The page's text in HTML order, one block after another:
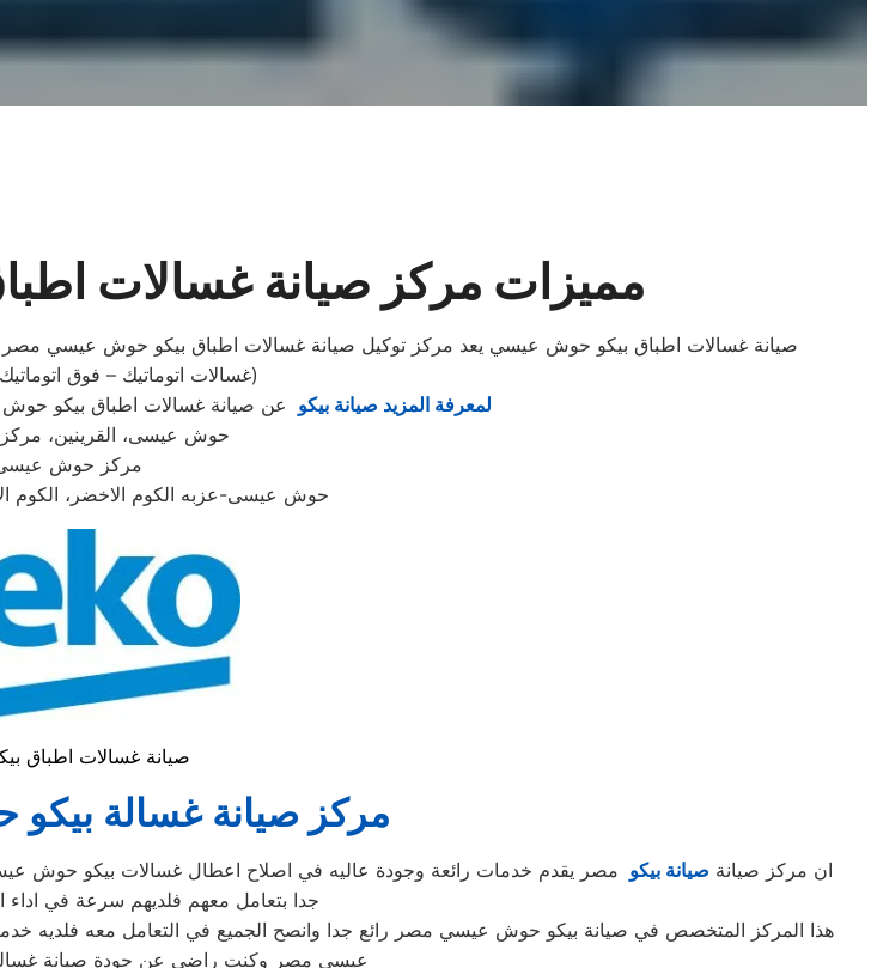
مميزات مركز صيانة غسالات
صيانة غسالات اطباق بيكو حوش عيسي يعد مركز توكيل صيانة غسالات اطباق بيكو حوش عيسي مصر
(غسالات اتوماتيك – فوق
لمعرفة المزيد صيانة بيكو
عن صيانة غسالات اطباق بيكو
حوش عيسى، القرينين،
، مركز حوش
حوش عيسى-عزبه الكوم الاخضر،
صيانة غسالات اطباق
مركز صيانة غسالة
ان مركز صيانة صيانة بيكو مصر يقدم خدمات رائعة وجودة عاليه في اصلاح اعطال غسالات بيكو حوش
جدا بتعامل معهم فلديهم سرعة في اداء
هذا المركز المتخصص في صيانة بيكو حوش عيسي مصر رائع جدا وانصح الجميع في التعامل معه فلديه
عيسي مصر وكنت راضي عن جودة صيانة